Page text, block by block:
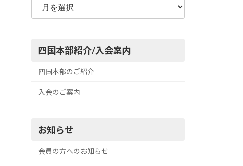
四国本部紹介/入会案内
四国本部のご紹介
入会のご案内
お知らせ
会員の方へのお知らせ